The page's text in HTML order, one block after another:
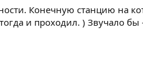
Конечную станцию на
и проходил. ) Звучало